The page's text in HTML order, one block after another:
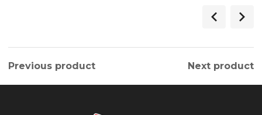
Previous product Next product